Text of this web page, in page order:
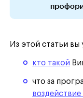
Из этой статьи вы
кто такой
что за